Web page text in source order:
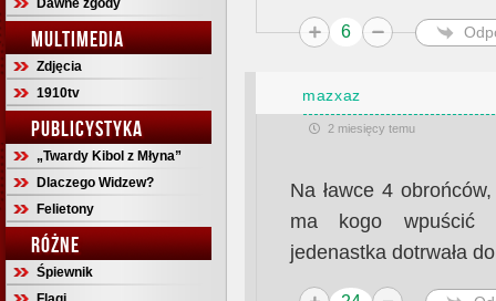
Dawne zgody
MULTIMEDIA
Zdjęcia
1910tv
PUBLICYSTYKA
„Twardy Kibol z Młyna”
Dlaczego Widzew?
Felietony
RÓŻNE
Śpiewnik
6
mazxaz
2 miesięcy temu
Na ławce 4
ma kogo wpuścić
jedenastka dotrwała